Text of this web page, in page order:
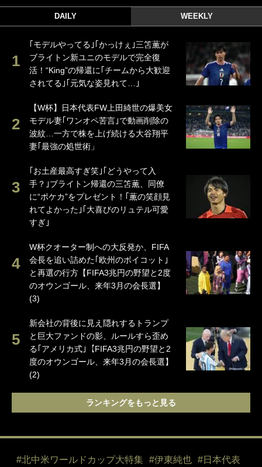
DAILY WEEKLY
｢モデルやってる｣｢かっけぇ｣三笘薫が
ブライトン新ユニのモデルで完全復
活！“King”の帰還に｢チームから大歓迎
されてる｣｢元気な姿見れて…｣
【W杯】日本代表FW上田綺世の爆美女
モデル妻｢ワンオペ苦言｣で動画削除の
波紋…一方で株を上げ続ける大谷翔平
妻｢最強の処世術」
｢お土産最高すぎ笑｣｢どうやって入
手？｣ブライトン帰還の三笘薫、同僚
に“ポケカ”をプレゼント！｢薫の笑顔見
れてよかった｣｢大喜びのリュテル可愛
すぎ｣
W杯クオーター制への大反発か、FIFA
会長を追い詰めた｢欧州のボイコット｣
と再選の行方【FIFA3兆円の野望と2度
のオウンゴール、来年3月の会長選】
(3)
新会社の背後に見え隠れするトランプ
と巨大ファンドの影、ルールすら歪め
る｢アメリカ式｣【FIFA3兆円の野望と2
度のオウンゴール、来年3月の会長選】
(2)
ランキングをもっと見る
#北中米ワールドカップ大特集 #伊東純也
#日本代表